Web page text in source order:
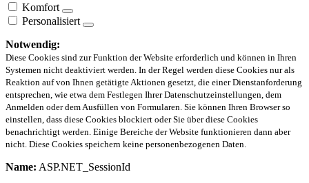
Komfort
Personalisiert
Notwendig:
Diese Cookies sind zur Funktion der Website erforderlich und können in Ihren
Systemen nicht deaktiviert werden. In der Regel werden diese Cookies nur als
Reaktion auf von Ihnen getätigte Aktionen gesetzt, die einer Dienstanforderung
entsprechen, wie etwa dem Festlegen Ihrer Datenschutzeinstellungen, dem
Anmelden oder dem Ausfüllen von Formularen. Sie können Ihren Browser so
einstellen, dass diese Cookies blockiert oder Sie über diese Cookies
benachrichtigt werden. Einige Bereiche der Website funktionieren dann aber
nicht. Diese Cookies speichern keine personenbezogenen Daten.
Name: ASP.NET_SessionId